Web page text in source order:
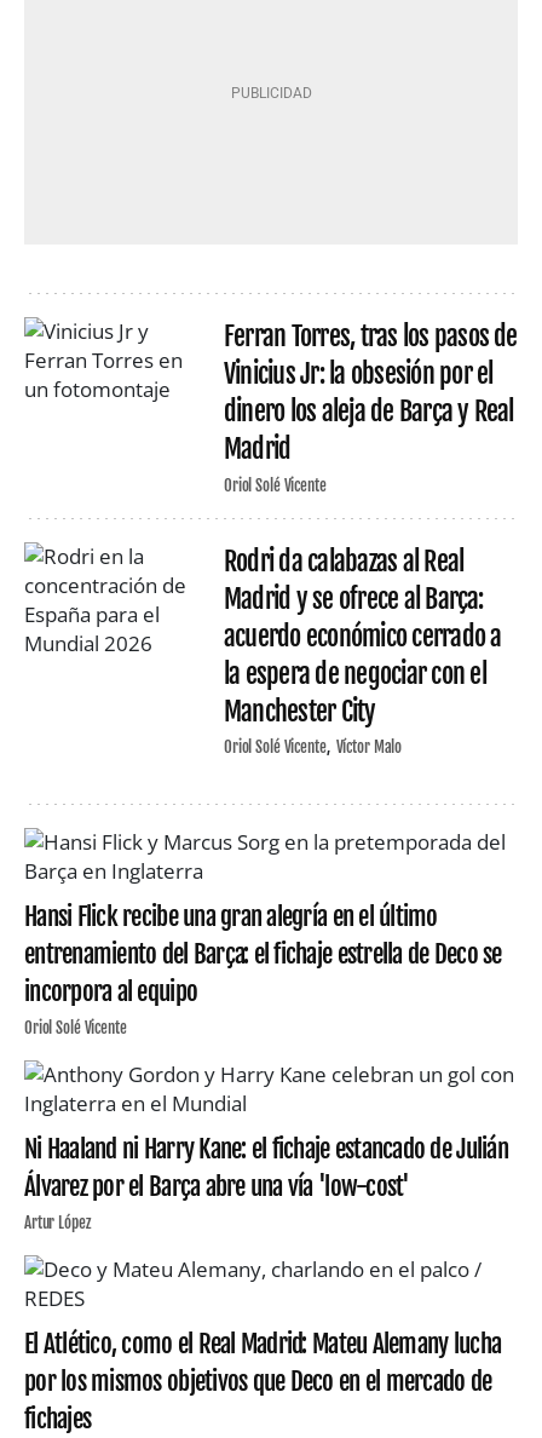
Ferran Torres, tras los pasos de
Vinicius Jr: la obsesión por el
dinero los aleja de Barça y Real
Madrid
Oriol Solé Vicente
Rodri da calabazas al Real
Madrid y se ofrece al Barça:
acuerdo económico cerrado a
la espera de negociar con el
Manchester City
Oriol Solé Vicente Víctor Malo
Hansi Flick recibe una gran alegría en el último
entrenamiento del Barça: el fichaje estrella de Deco se
incorpora al equipo
Oriol Solé Vicente
Ni Haaland ni Harry Kane: el fichaje estancado de Julián
Álvarez por el Barça abre una vía 'low-cost'
Artur López
El Atlético, como el Real Madrid: Mateu Alemany lucha
por los mismos objetivos que Deco en el mercado de
fichajes